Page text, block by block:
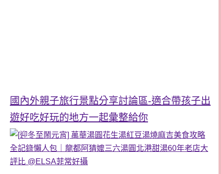
國內外親子旅行景點分享討論區-適合帶孩子出
遊好吃好玩的地方一起彙整給你